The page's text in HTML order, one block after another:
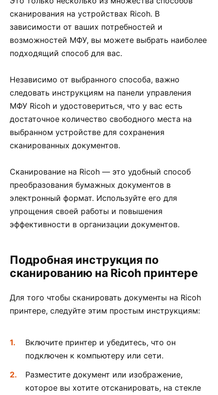
сканирования на устройствах Ricoh. В
зависимости от ваших потребностей и
возможностей МФУ, вы можете выбрать наиболее
подходящий способ для вас.
Независимо от выбранного способа, важно
следовать инструкциям на панели управления
МФУ Ricoh и удостовериться, что у вас есть
достаточное количество свободного места на
выбранном устройстве для сохранения
сканированных документов.
Сканирование на Ricoh — это удобный способ
преобразования бумажных документов в
электронный формат. Используйте его для
упрощения своей работы и повышения
эффективности в организации документов.
Подробная инструкция по
сканированию на Ricoh принтере
Для того чтобы сканировать документы на Ricoh
принтере, следуйте этим простым инструкциям:
Включите принтер и убедитесь, что он
подключен к компьютеру или сети.
Разместите документ или изображение,
которое вы хотите отсканировать, на стекле